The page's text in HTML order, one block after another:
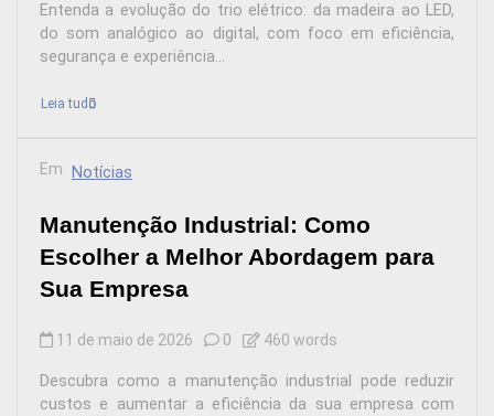
Entenda a evolução do trio elétrico: da madeira ao LED,
do som analógico ao digital, com foco em eficiência,
segurança e experiência...
Leia tudo
Em Notícias
Manutenção Industrial: Como
Escolher a Melhor Abordagem para
Sua Empresa
11 de maio de 2026 0 460 words
Descubra como a manutenção industrial pode reduzir
custos e aumentar a eficiência da sua empresa com